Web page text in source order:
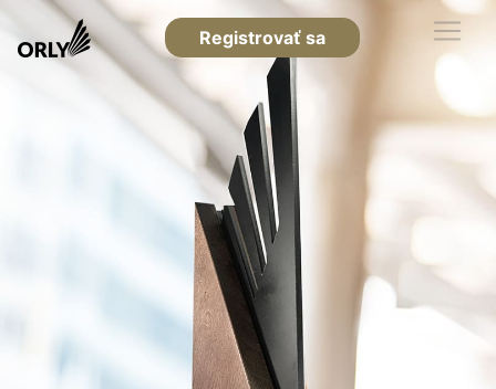
Registrovať sa